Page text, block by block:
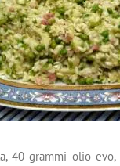
40 grammi olio